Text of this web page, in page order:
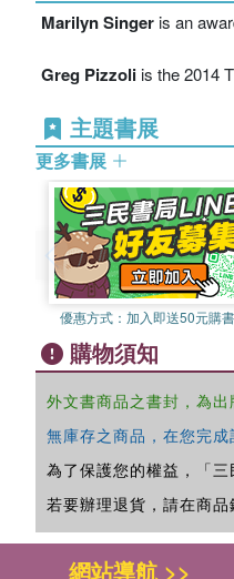
Marilyn Singeris an
Greg Pizzoliis the 2014
主題書展
更多書展
優惠方式： 加入即送50元購
購物須知
外文書商品之書封，為
無庫存之商品，在您完
為了保護您的權益，「三
若要辦理退貨，請在商
網站導航 >>